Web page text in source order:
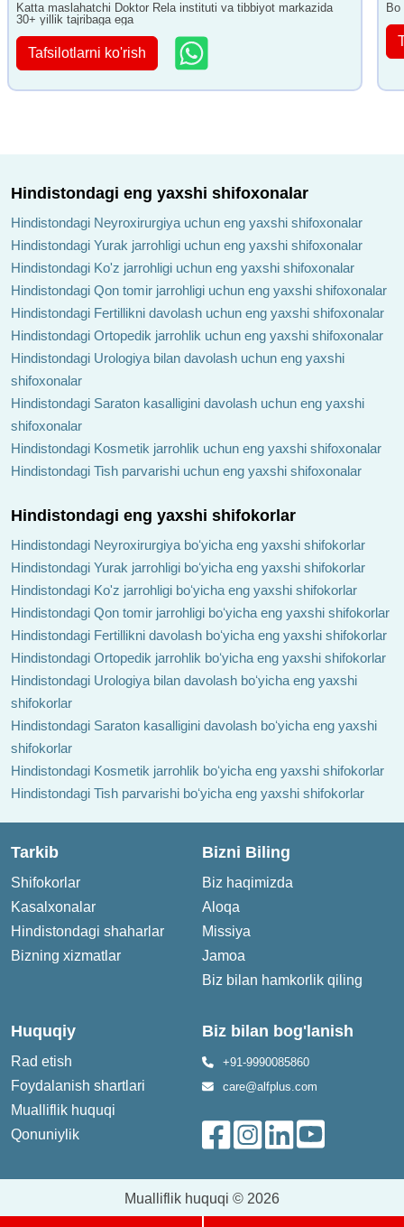
Katta maslahatchi Doktor Rela instituti va tibbiyot markazida
30+ yillik tajribaga ega
Tafsilotlarni ko'rish
Hindistondagi eng yaxshi shifoxonalar
Hindistondagi Neyroxirurgiya uchun eng yaxshi shifoxonalar
Hindistondagi Yurak jarrohligi uchun eng yaxshi shifoxonalar
Hindistondagi Ko'z jarrohligi uchun eng yaxshi shifoxonalar
Hindistondagi Qon tomir jarrohligi uchun eng yaxshi shifoxonalar
Hindistondagi Fertillikni davolash uchun eng yaxshi shifoxonalar
Hindistondagi Ortopedik jarrohlik uchun eng yaxshi shifoxonalar
Hindistondagi Urologiya bilan davolash uchun eng yaxshi
shifoxonalar
Hindistondagi Saraton kasalligini davolash uchun eng yaxshi
shifoxonalar
Hindistondagi Kosmetik jarrohlik uchun eng yaxshi shifoxonalar
Hindistondagi Tish parvarishi uchun eng yaxshi shifoxonalar
Hindistondagi eng yaxshi shifokorlar
Hindistondagi Neyroxirurgiya boʻyicha eng yaxshi shifokorlar
Hindistondagi Yurak jarrohligi boʻyicha eng yaxshi shifokorlar
Hindistondagi Ko'z jarrohligi boʻyicha eng yaxshi shifokorlar
Hindistondagi Qon tomir jarrohligi boʻyicha eng yaxshi shifokorlar
Hindistondagi Fertillikni davolash boʻyicha eng yaxshi shifokorlar
Hindistondagi Ortopedik jarrohlik boʻyicha eng yaxshi shifokorlar
Hindistondagi Urologiya bilan davolash boʻyicha eng yaxshi
shifokorlar
Hindistondagi Saraton kasalligini davolash boʻyicha eng yaxshi
shifokorlar
Hindistondagi Kosmetik jarrohlik boʻyicha eng yaxshi shifokorlar
Hindistondagi Tish parvarishi boʻyicha eng yaxshi shifokorlar
Tarkib
Shifokorlar
Kasalxonalar
Hindistondagi shaharlar
Bizning xizmatlar
Bizni Biling
Biz haqimizda
Aloqa
Missiya
Jamoa
Biz bilan hamkorlik qiling
Huquqiy
Rad etish
Foydalanish shartlari
Mualliflik huquqi
Qonuniylik
Biz bilan bog'lanish
+91-9990085860
care@alfplus.com
Mualliflik huquqi © 2026